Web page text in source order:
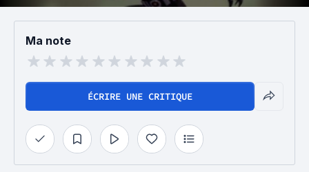
Ma note
ÉCRIRE UNE CRITIQUE